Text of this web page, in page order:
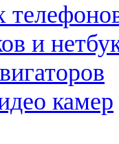
и
камер